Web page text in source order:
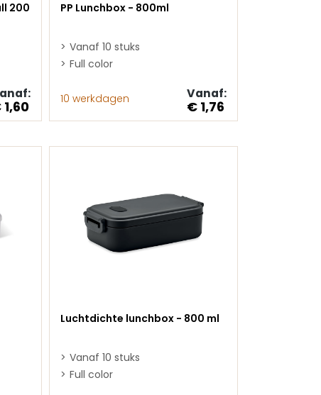
200
PP Lunchbox - 800ml
Vanaf 10 stuks
Full color
10 werkdagen Vanaf:
€ 1,76
Luchtdichte lunchbox - 800 ml
Vanaf 10 stuks
Full color